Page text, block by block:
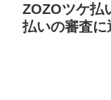
ZOZOツケ払
払いの審査